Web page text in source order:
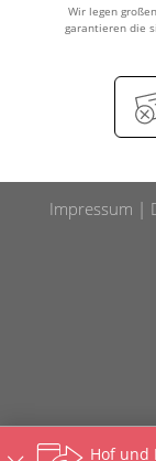
Wir legen
garantieren die
Impressum
Hof und